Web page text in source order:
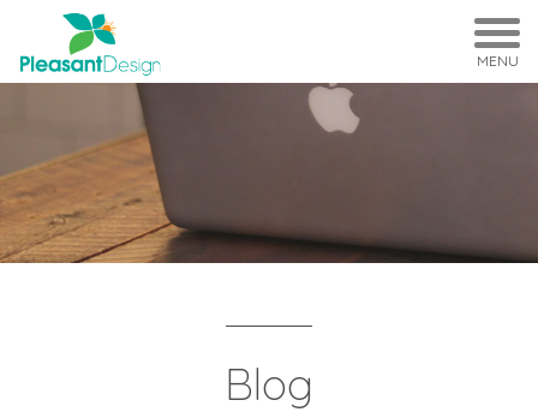
MENU
Blog